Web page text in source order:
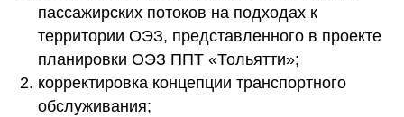
пассажирских потоков на подходах к
территории ОЭЗ, представленного в проекте
планировки ОЭЗ ППТ «Тольятти»;
корректировка концепции транспортного
обслуживания;